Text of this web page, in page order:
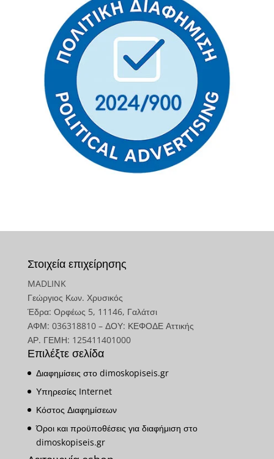
Στοιχεία επιχείρησης
MADLINK
Γεώργιος Κων. Χρυσικός
Έδρα: Ορφέως 5, 11146, Γαλάτσι
ΑΦΜ: 036318810 – ΔΟΥ: ΚΕΦΟΔΕ Αττικής
ΑΡ. ΓΕΜΗ: 125411401000
Επιλέξτε σελίδα
Διαφημίσεις στο dimoskopiseis.gr
Υπηρεσίες Internet
Κόστος Διαφημίσεων
Όροι και προϋποθέσεις για διαφήμιση στο
dimoskopiseis.gr